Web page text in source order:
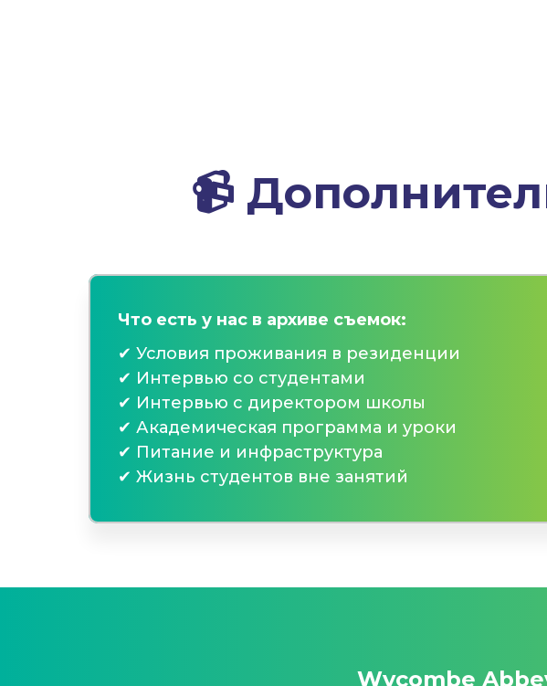
📹
Что есть у нас в архиве съемок:
✔ Условия проживания в резиденции
✔ Интервью со студентами
✔ Интервью с директором школы
✔ Академическая программа и уроки
✔ Питание и инфраструктура
✔ Жизнь студентов вне занятий
Wycombe